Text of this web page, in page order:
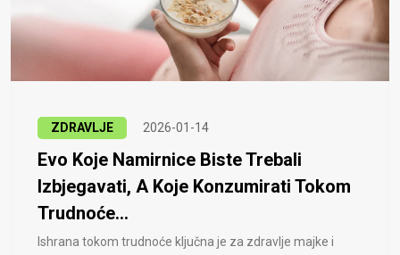
ZDRAVLJE 2026-01-14
Evo Koje Namirnice Biste Trebali
Izbjegavati, A Koje Konzumirati Tokom
Trudnoće...
Ishrana tokom trudnoće ključna je za zdravlje majke i